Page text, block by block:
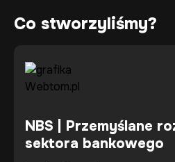
Co stworzyliśmy?
NBS | Przemyślane
sektora bankowego